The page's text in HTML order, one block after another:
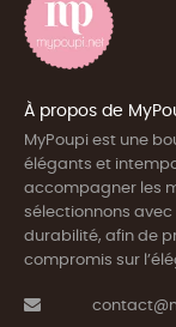
À propos de
MyPoupi est une
élégants et
accompagner les
sélectionnons avec
durabilité, afin de
compromis sur